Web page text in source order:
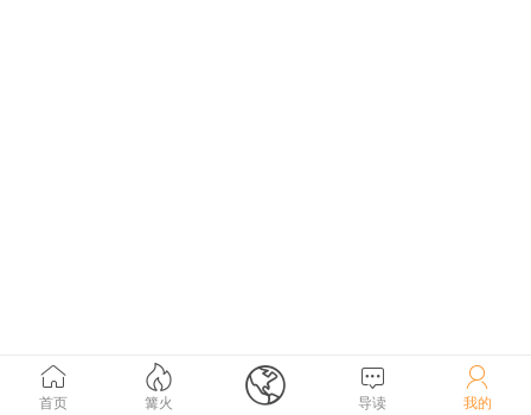

首页

篝火  
导读

我的